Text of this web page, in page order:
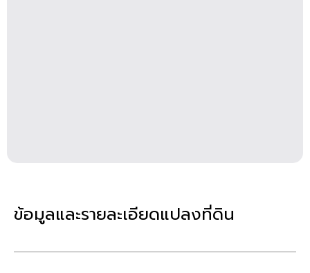
ข้อมูลและรายละเอียดแปลงที่ดิน